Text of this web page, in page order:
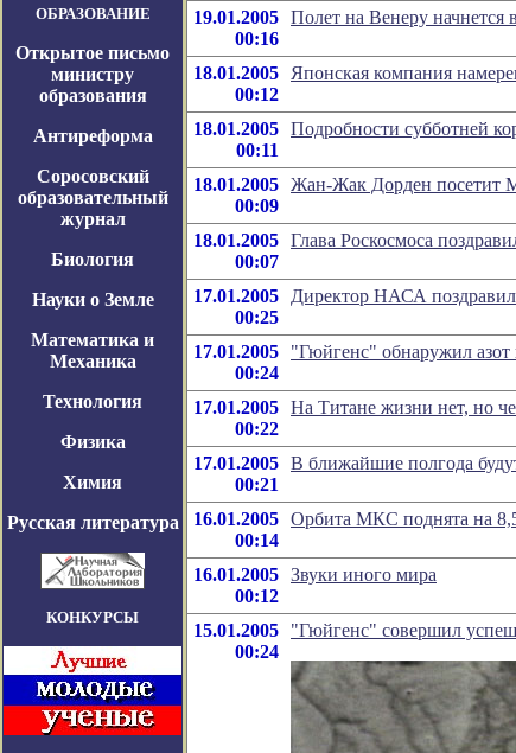
ОБРАЗОВАНИЕ
Открытое письмо
министру
образования
Антиреформа
Соросовский
образовательный
журнал
Биология
Науки о Земле
Математика и
Механика
Технология
Физика
Химия
Русская литература
КОНКУРСЫ
19.01.2005
00:16
Полет на Венеру начнется
18.01.2005
00:12
Японская компания
18.01.2005
00:11
Подробности субботней
18.01.2005
00:09
Жан-Жак Дорден посетит
18.01.2005
00:07
Глава Роскосмоса
17.01.2005
00:25
Директор НАСА поздравил
17.01.2005
00:24
"Гюйгенс" обнаружил азот
17.01.2005
00:22
На Титане жизни нет, но
17.01.2005
00:21
В ближайшие полгода
16.01.2005
00:14
Орбита МКС поднята на
16.01.2005
00:12
Звуки иного мира
15.01.2005
00:24
"Гюйгенс" совершил